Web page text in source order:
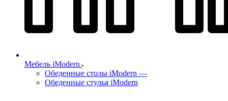
Мебель iModern
Обеденные столы iModern —
Обеденные стулья iModern